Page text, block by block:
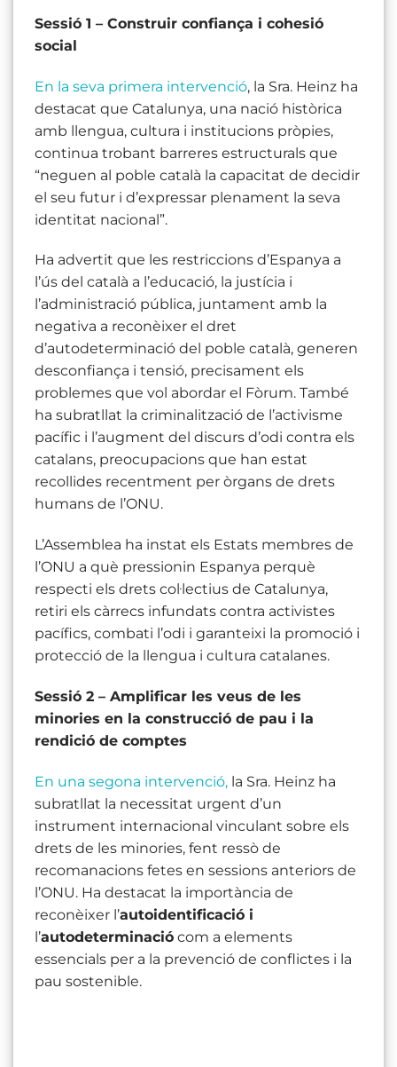
Sessió 1 – Construir confiança i cohesió
social
En la seva primera intervenció, la Sra. Heinz ha
destacat que Catalunya, una nació històrica
amb llengua, cultura i institucions pròpies,
continua trobant barreres estructurals que
“neguen al poble català la capacitat de decidir
el seu futur i d’expressar plenament la seva
identitat nacional”.
Ha advertit que les restriccions d’Espanya a
l’ús del català a l’educació, la justícia i
l’administració pública, juntament amb la
negativa a reconèixer el dret
d’autodeterminació del poble català, generen
desconfiança i tensió, precisament els
problemes que vol abordar el Fòrum. També
ha subratllat la criminalització de l’activisme
pacífic i l’augment del discurs d’odi contra els
catalans, preocupacions que han estat
recollides recentment per òrgans de drets
humans de l’ONU.
L’Assemblea ha instat els Estats membres de
l’ONU a què pressionin Espanya perquè
respecti els drets col·lectius de Catalunya,
retiri els càrrecs infundats contra activistes
pacífics, combati l’odi i garanteixi la promoció i
protecció de la llengua i cultura catalanes.
Sessió 2 – Amplificar les veus de les
minories en la construcció de pau i la
rendició de comptes
En una segona intervenció, la Sra. Heinz ha
subratllat la necessitat urgent d’un
instrument internacional vinculant sobre els
drets de les minories, fent ressò de
recomanacions fetes en sessions anteriors de
l’ONU. Ha destacat la importància de
reconèixer l’autoidentificació i
l’autodeterminació com a elements
essencials per a la prevenció de conflictes i la
pau sostenible.